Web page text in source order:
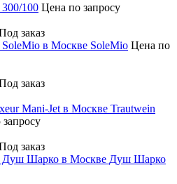
100 Цена по запросу
заказ
SoleMio Цена по
заказ
Trautwein
заказ
Душ Шарко